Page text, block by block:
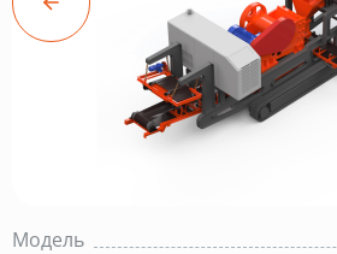
Модель